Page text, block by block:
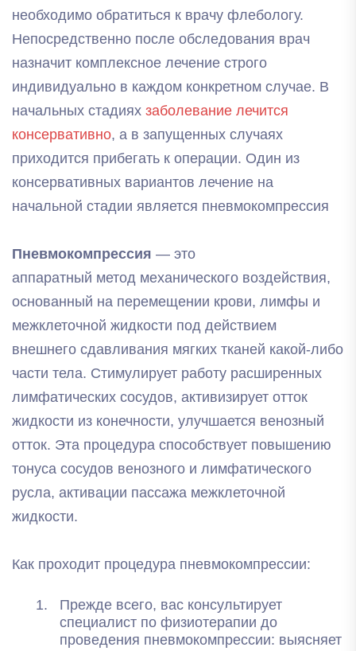
необходимо обратиться к врачу флебологу.
Непосредственно после обследования врач
назначит комплексное лечение строго
индивидуально в каждом конкретном случае. В
начальных стадиях заболевание лечится
консервативно, а в запущенных случаях
приходится прибегать к операции. Один из
консервативных вариантов лечение на
начальной стадии является пневмокомпрессия
Пневмокомпрессия — это
аппаратный метод механического воздействия,
основанный на перемещении крови, лимфы и
межклеточной жидкости под действием
внешнего сдавливания мягких тканей какой-либо
части тела. Стимулирует работу расширенных
лимфатических сосудов, активизирует отток
жидкости из конечности, улучшается венозный
отток. Эта процедура способствует повышению
тонуса сосудов венозного и лимфатического
русла, активации пассажа межклеточной
жидкости.
Как проходит процедура пневмокомпрессии:
Прежде всего, вас консультирует
специалист по физиотерапии до
проведения пневмокомпрессии: выясняет